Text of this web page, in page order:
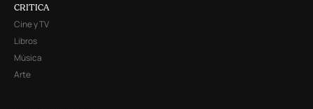
CRITICA
Cine y TV
Libros
Música
Arte